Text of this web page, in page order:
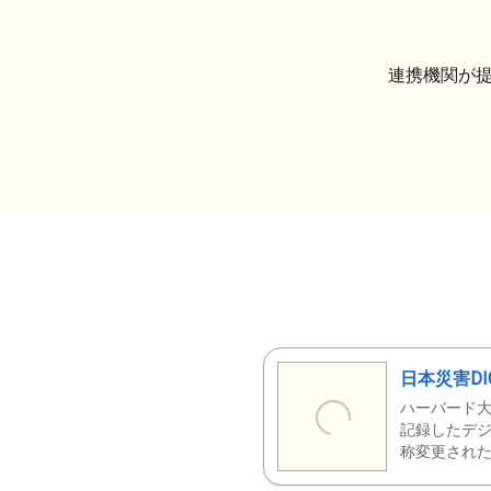
連携機関が
日本災害
ハーバード
記録したデ
称変更された